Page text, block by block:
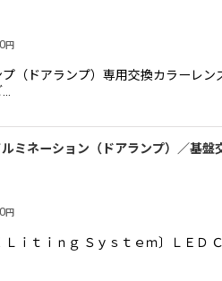
円
プ（ドアランプ）専用交換カラーレ
ルミネーション（ドアランプ）／基
円
Ｌｉｔｉｎｇ Ｓｙｓｔｅｍ〕ＬＥ